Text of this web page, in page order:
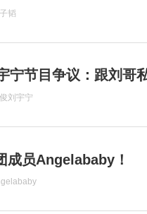
韬
宁节目争议：跟刘哥
刘宇宁
成员Angelababy！